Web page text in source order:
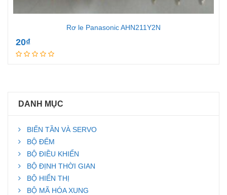
Rơ le Panasonic AHN211Y2N
20₫
DANH MỤC
BIẾN TẦN VÀ SERVO
BỘ ĐẾM
BỘ ĐIỀU KHIỂN
BỘ ĐỊNH THỜI GIAN
BỘ HIỂN THỊ
BỘ MÃ HÓA XUNG